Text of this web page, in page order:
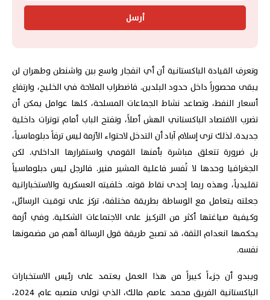
أرسل
وتعرف القيادة الباكستانية أن أي انفجار واسع بين واشنطن وطهران لن
يبقى محصوراً داخل حدود البلدين. فاضطراب الملاحة في الخليج، وارتفاع
أسعار النفط، وتصاعد نشاط الجماعات المسلحة، كلها عوامل يمكن أن
تضرب الاقتصاد الباكستاني الهش أصلاً، وتفتح الباب أمام توترات داخلية
جديدة. لذلك ترى إسلام آباد أن التدخل لاحتواء الأزمة ليس ترفاً دبلوماسياً،
بل ضرورة تتعلق مباشرة بأمنها القومي واستقرارها الداخلي. لكن
الجغرافيا وحدها لا تُفسر فاعلية المشير منير. فالرجل ليس دبلوماسياً
تقليدياً، وهذه ربما إحدى نقاط قوته. خلفيته العسكرية والاستخباراتية
جعلته يتعامل مع الوساطة بطريقة مختلفة، تركز على توقيت الرسائل،
وكيفية صياغتها أكثر من التركيز على الاجتماعات الشكلية. وفي أزمة
يحكمها انعدام الثقة، قد تصبح طريقة قول الرسالة أهم من مضمونها
نفسه.
ويبدو أن جزءاً كبيراً من هذا العمل يعتمد على رئيس الاستخبارات
الباكستانية الفريق محمد عاصم مالك، الذي تولى منصبه عام 2024،